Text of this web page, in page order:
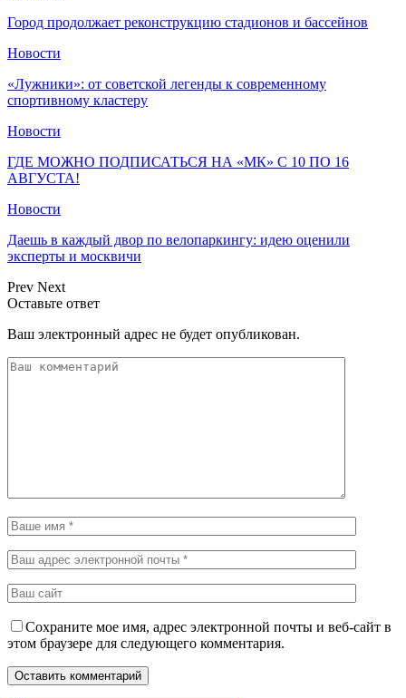
Город продолжает реконструкцию стадионов и бассейнов
Новости
«Лужники»: от советской легенды к современному
спортивному кластеру
Новости
ГДЕ МОЖНО ПОДПИСАТЬСЯ НА «МК» С 10 ПО 16
АВГУСТА!
Новости
Даешь в каждый двор по велопаркингу: идею оценили
эксперты и москвичи
Prev Next
Оставьте ответ
Ваш электронный адрес не будет опубликован.
Сохраните мое имя, адрес электронной почты и веб-сайт в
этом браузере для следующего комментария.